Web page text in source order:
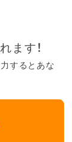
ます！
するとあな